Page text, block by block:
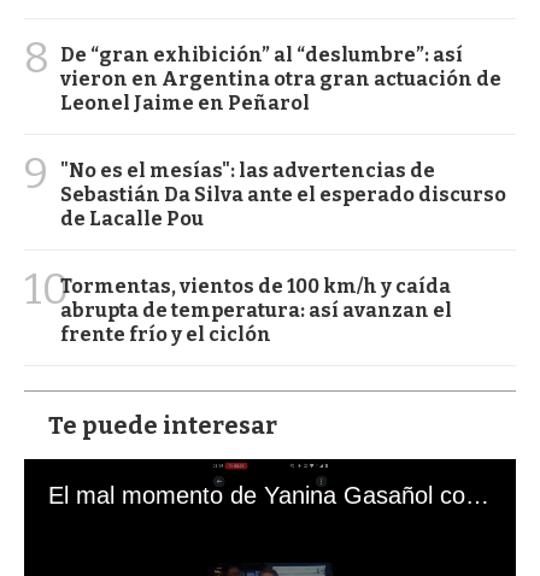
8
De “gran exhibición” al “deslumbre”: así
vieron en Argentina otra gran actuación de
Leonel Jaime en Peñarol
9
"No es el mesías": las advertencias de
Sebastián Da Silva ante el esperado discurso
de Lacalle Pou
10Tormentas, vientos de 100 km/h y caída
abrupta de temperatura: así avanzan el
frente frío y el ciclón
Te puede interesar
El mal momento de Yanina Gasañol con un hincha argentino en "Subrayado"